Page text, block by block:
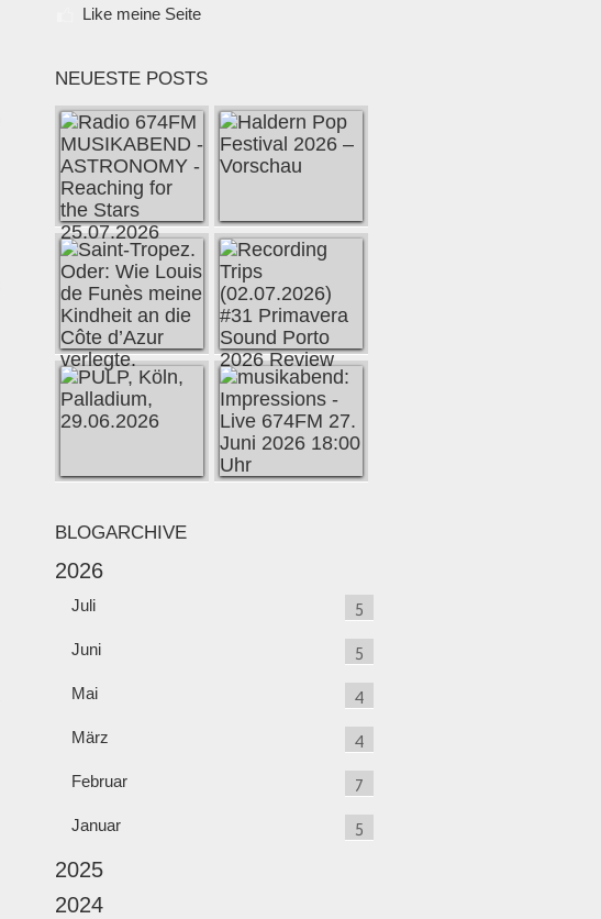
Like meine Seite
NEUESTE POSTS
BLOGARCHIVE
2026
Juli 5
Juni 5
Mai 4
März 4
Februar 7
Januar 5
2025
2024